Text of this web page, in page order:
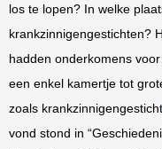
los te lopen? In welke
krankzinnigengestichten?
hadden onderkomens
een enkel kamertje tot
zoals krankzinnigengesticht
vond stond in